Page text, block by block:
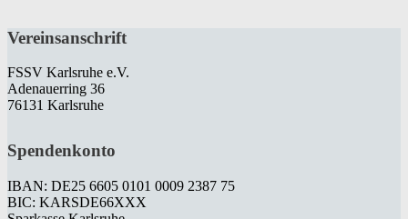
Vereinsanschrift
FSSV Karlsruhe e.V.
Adenauerring 36
76131 Karlsruhe
Spendenkonto
IBAN: DE25 6605 0101 0009 2387 75
BIC: KARSDE66XXX